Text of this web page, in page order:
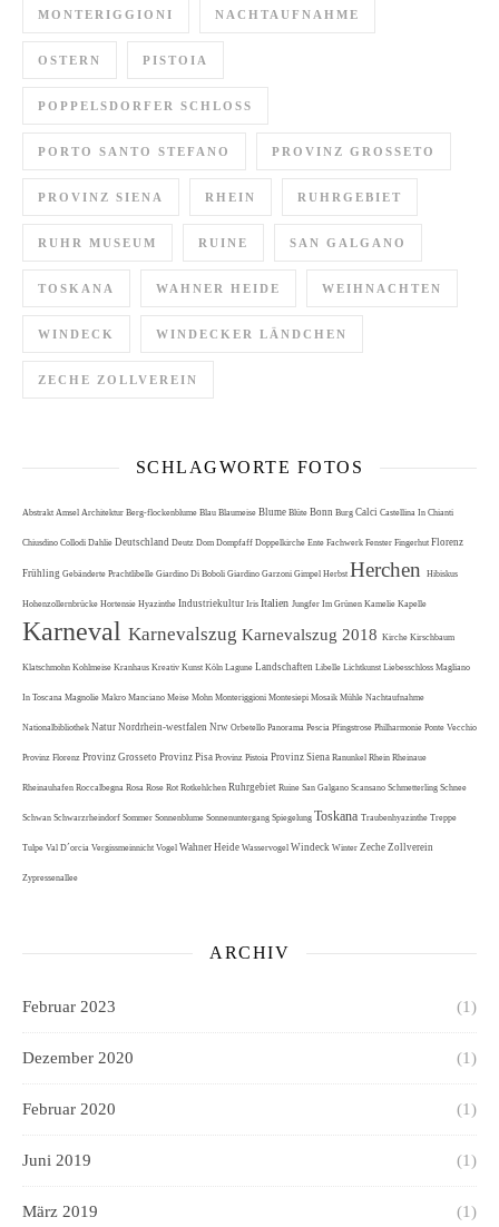
MONTERIGGIONI NACHTAUFNAHME
OSTERN PISTOIA
POPPELSDORFER SCHLOSS
PORTO SANTO STEFANO PROVINZ GROSSETO
PROVINZ SIENA RHEIN RUHRGEBIET
RUHR MUSEUM RUINE SAN GALGANO
TOSKANA WAHNER HEIDE WEIHNACHTEN
WINDECK WINDECKER LÄNDCHEN
ZECHE ZOLLVEREIN
SCHLAGWORTE FOTOS
Abstrakt Amsel Architektur Berg-flockenblume Blau Blaumeise Blume Blüte Bonn Burg Calci Castellina In Chianti
Chiusdino Collodi Dahlie Deutschland Deutz Dom Dompfaff Doppelkirche Ente Fachwerk Fenster Fingerhut Florenz
Frühling Gebänderte Prachtlibelle Giardino Di Boboli Giardino Garzoni Gimpel Herbst Herchen Hibiskus
Hohenzollernbrücke Hortensie Hyazinthe Industriekultur Iris Italien Jungfer Im Grünen Kamelie Kapelle
Karneval Karnevalszug Karnevalszug 2018 Kirche Kirschbaum
Klatschmohn Kohlmeise Kranhaus Kreativ Kunst Köln Lagune Landschaften Libelle Lichtkunst Liebesschloss Magliano
In Toscana Magnolie Makro Manciano Meise Mohn Monteriggioni Montesiepi Mosaik Mühle Nachtaufnahme
Nationalbibliothek Natur Nordrhein-westfalen Nrw Orbetello Panorama Pescia Pfingstrose Philharmonie Ponte Vecchio
Provinz Florenz Provinz Grosseto Provinz Pisa Provinz Pistoia Provinz Siena Ranunkel Rhein Rheinaue
Rheinauhafen Roccalbegna Rosa Rose Rot Rotkehlchen Ruhrgebiet Ruine San Galgano Scansano Schmetterling Schnee
Schwan Schwarzrheindorf Sommer Sonnenblume Sonnenuntergang Spiegelung Toskana Traubenhyazinthe Treppe
Tulpe Val D´orcia Vergissmeinnicht Vogel Wahner Heide Wasservogel Windeck Winter Zeche Zollverein
Zypressenallee
ARCHIV
Februar 2023 (1)
Dezember 2020 (1)
Februar 2020 (1)
Juni 2019 (1)
März 2019 (1)